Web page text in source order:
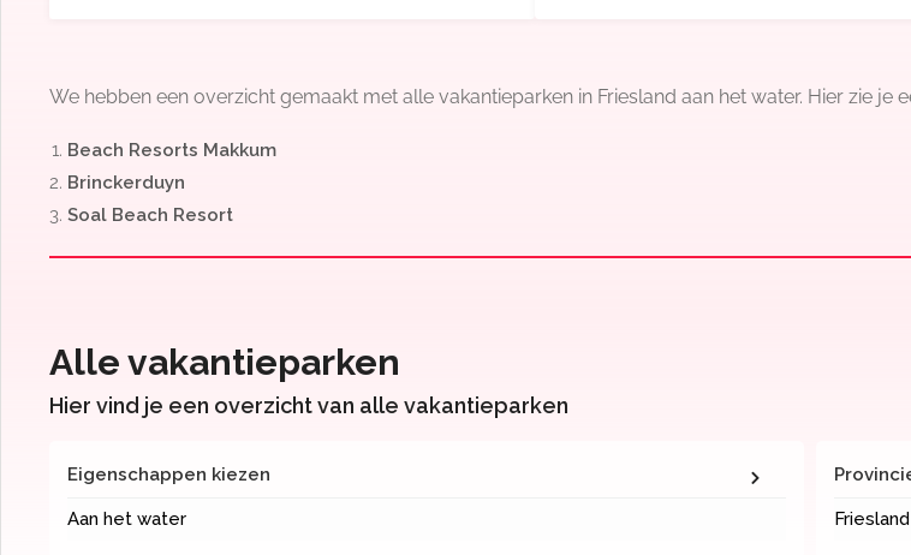
We hebben een overzicht gemaakt met alle vakantieparken in Friesland aan het water. Hier zie je
Beach Resorts Makkum
Brinckerduyn
Soal Beach Resort
Alle vakantieparken
Hier vind je een overzicht van alle vakantieparken
Eigenschappen kiezen
Aan het water Friesland